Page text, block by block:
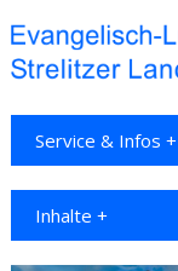
Service & Infos +
Inhalte +